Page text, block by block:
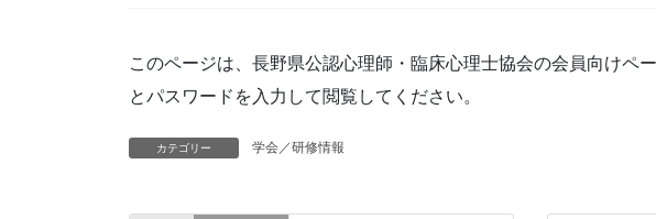
このページは、長野県公認心理師・臨床心理士協会の会員向けペ
とパスワードを入力して閲覧してください。
カテゴリー 学会／研修情報